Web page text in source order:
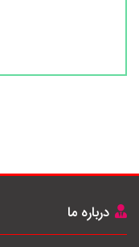
درباره ما